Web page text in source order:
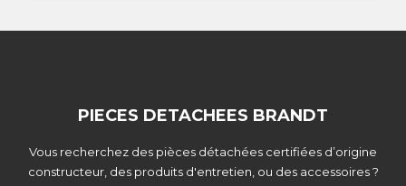
PIECES DETACHEES BRANDT
Vous recherchez des pièces détachées certifiées d’origine
constructeur, des produits d'entretien, ou des accessoires ?